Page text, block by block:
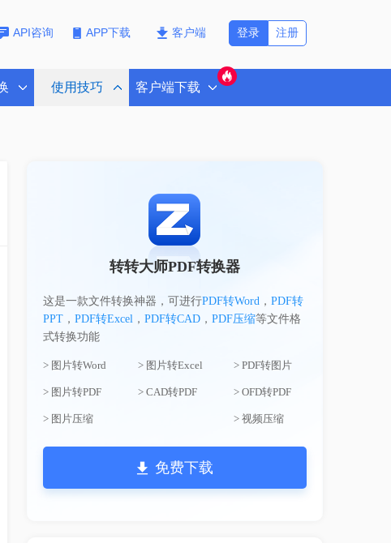
API咨询 APP下载 客户端 注册
登录
使用技巧 客户端下载
转转大师PDF转换器
这是一款文件转换神器，可进行PDF转Word， PDF转
PPT， PDF转Excel， PDF转CAD， PDF压缩等文件格
式转换功能
> 图片转Word > 图片转Excel > PDF转图片
> 图片转PDF > CAD转PDF > OFD转PDF
> 图片压缩 > 视频压缩
免费下载